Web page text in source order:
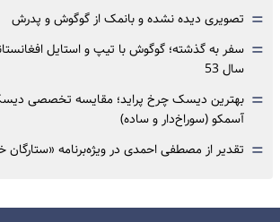
= تصویری دیده نشده و بانمک از گوگوش و پدرش
=
سال 53
= بهترین دیسک چرخ پراید؛ مقایسه تخصصی دیسک
آسمکو (سوراخ‌دار و ساده)
= تقدیر از مصطفی احمدی در ویژه‌برنامه «ستارگان